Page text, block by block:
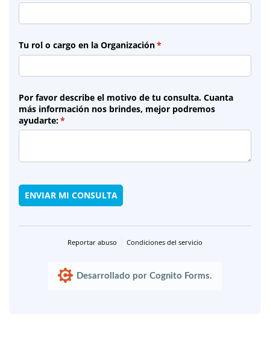
Tu rol o cargo en la Organización*
(necesario)
Por favor describe el motivo de tu consulta. Cuanta
más información nos brindes, mejor podremos
ayudarte:*
(necesario)
ENVIAR MI CONSULTA
Reportar abuso Condiciones del servicio
Desarrollado por Cognito Forms.